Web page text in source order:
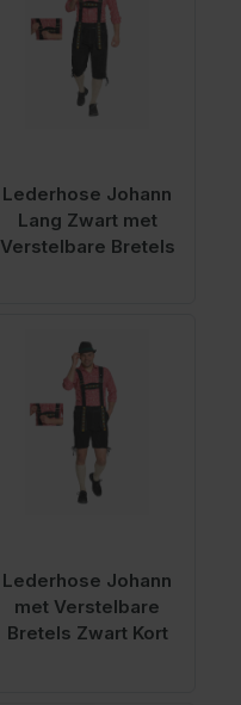
Lederhose Johann
Lang Zwart met
Verstelbare Bretels
Lederhose Johann
met Verstelbare
Bretels Zwart Kort